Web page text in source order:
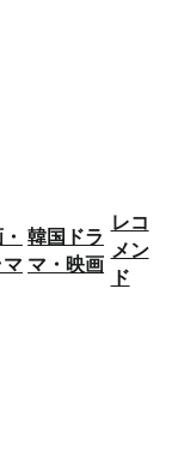
マ
韓国ドラ
マ・映画
レコ
メン
ド